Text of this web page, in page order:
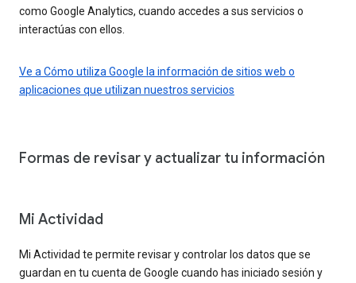
como Google Analytics, cuando accedes a sus servicios o
interactúas con ellos.
Ve a Cómo utiliza Google la información de sitios web o
aplicaciones que utilizan nuestros servicios
Formas de revisar y actualizar tu información
Mi Actividad
Mi Actividad te permite revisar y controlar los datos que se
guardan en tu cuenta de Google cuando has iniciado sesión y